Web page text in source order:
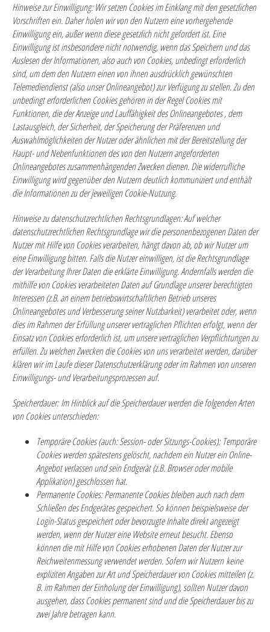
Hinweise zur Einwilligung:Wir setzen Cookies im Einklang mit den gesetzlichen
Vorschriften ein. Daher holen wir von den Nutzern eine vorhergehende
Einwilligung ein, außer wenn diese gesetzlich nicht gefordert ist. Eine
Einwilligung ist insbesondere nicht notwendig, wenn das Speichern und das
Auslesen der Informationen, also auch von Cookies, unbedingt erforderlich
sind, um dem den Nutzern einen von ihnen ausdrücklich gewünschten
Telemediendienst (also unser Onlineangebot) zur Verfügung zu stellen. Zu den
unbedingt erforderlichen Cookies gehören in der Regel Cookies mit
Funktionen, die der Anzeige und Lauffähigkeit des Onlineangebotes , dem
Lastausgleich, der Sicherheit, der Speicherung der Präferenzen und
Auswahlmöglichkeiten der Nutzer oder ähnlichen mit der Bereitstellung der
Haupt- und Nebenfunktionen des von den Nutzern angeforderten
Onlineangebotes zusammenhängenden Zwecken dienen. Die widerrufliche
Einwilligung wird gegenüber den Nutzern deutlich kommuniziert und enthält
die Informationen zu der jeweiligen Cookie-Nutzung.
Hinweise zu datenschutzrechtlichen Rechtsgrundlagen:Auf welcher
datenschutzrechtlichen Rechtsgrundlage wir die personenbezogenen Daten der
Nutzer mit Hilfe von Cookies verarbeiten, hängt davon ab, ob wir Nutzer um
eine Einwilligung bitten. Falls die Nutzer einwilligen, ist die Rechtsgrundlage
der Verarbeitung Ihrer Daten die erklärte Einwilligung. Andernfalls werden die
mithilfe von Cookies verarbeiteten Daten auf Grundlage unserer berechtigten
Interessen (z.B. an einem betriebswirtschaftlichen Betrieb unseres
Onlineangebotes und Verbesserung seiner Nutzbarkeit) verarbeitet oder, wenn
dies im Rahmen der Erfüllung unserer vertraglichen Pflichten erfolgt, wenn der
Einsatz von Cookies erforderlich ist, um unsere vertraglichen Verpflichtungen zu
erfüllen. Zu welchen Zwecken die Cookies von uns verarbeitet werden, darüber
klären wir im Laufe dieser Datenschutzerklärung oder im Rahmen von unseren
Einwilligungs- und Verarbeitungsprozessen auf.
Speicherdauer:Im Hinblick auf die Speicherdauer werden die folgenden Arten
von Cookies unterschieden:
Temporäre Cookies (auch: Session- oder Sitzungs-Cookies):Temporäre
Cookies werden spätestens gelöscht, nachdem ein Nutzer ein Online-
Angebot verlassen und sein Endgerät (z.B. Browser oder mobile
Applikation) geschlossen hat.
Permanente Cookies:Permanente Cookies bleiben auch nach dem
Schließen des Endgerätes gespeichert. So können beispielsweise der
Login-Status gespeichert oder bevorzugte Inhalte direkt angezeigt
werden, wenn der Nutzer eine Website erneut besucht. Ebenso
können die mit Hilfe von Cookies erhobenen Daten der Nutzer zur
Reichweitenmessung verwendet werden. Sofern wir Nutzern keine
expliziten Angaben zur Art und Speicherdauer von Cookies mitteilen (z.
B. im Rahmen der Einholung der Einwilligung), sollten Nutzer davon
ausgehen, dass Cookies permanent sind und die Speicherdauer bis zu
zwei Jahre betragen kann.